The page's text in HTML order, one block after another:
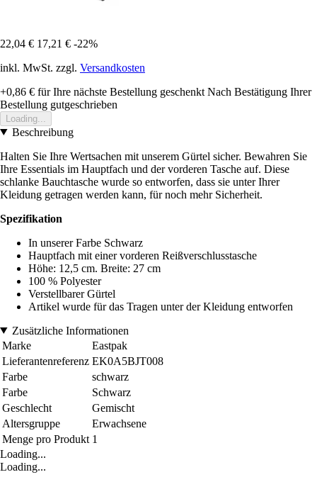
22,04 € 17,21 € -22%
inkl. MwSt. zzgl. Versandkosten
+0,86 € für Ihre nächste Bestellung geschenkt Nach Bestätigung Ihrer
Bestellung gutgeschrieben
Loading...
Beschreibung
Halten Sie Ihre Wertsachen mit unserem Gürtel sicher. Bewahren Sie
Ihre Essentials im Hauptfach und der vorderen Tasche auf. Diese
schlanke Bauchtasche wurde so entworfen, dass sie unter Ihrer
Kleidung getragen werden kann, für noch mehr Sicherheit.
Spezifikation
In unserer Farbe Schwarz
Hauptfach mit einer vorderen Reißverschlusstasche
Höhe: 12,5 cm. Breite: 27 cm
100 % Polyester
Verstellbarer Gürtel
Artikel wurde für das Tragen unter der Kleidung entworfen
Zusätzliche Informationen
Marke
Eastpak
Lieferantenreferenz EK0A5BJT008
Farbe
schwarz
Farbe
Schwarz
Geschlecht
Gemischt
Altersgruppe
Erwachsene
Menge pro Produkt 1
Loading...
Loading...